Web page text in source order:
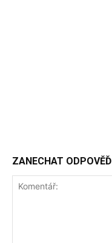
ZANECHAT ODPOVĚĎ